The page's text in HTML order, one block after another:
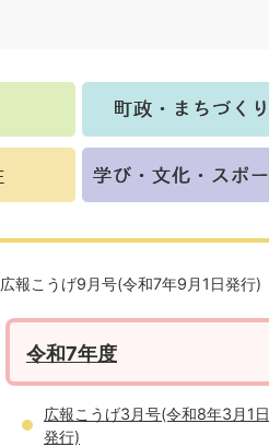
広報こうげ9月号(令和7年9月1日発行)
令和7年度
広報こうげ3月号(令和8年3月1日
発行)